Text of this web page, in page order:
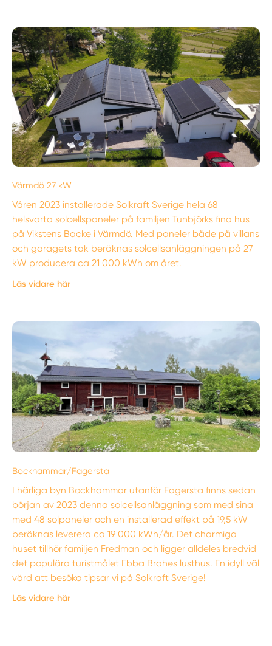
Värmdö 27 kW
Våren 2023 installerade Solkraft Sverige hela 68
helsvarta solcellspaneler på familjen Tunbjörks fina hus
på Vikstens Backe i Värmdö. Med paneler både på villans
och garagets tak beräknas solcellsanläggningen på 27
kW producera ca 21 000 kWh om året.
Läs vidare här
Bockhammar/Fagersta
I härliga byn Bockhammar utanför Fagersta finns sedan
början av 2023 denna solcellsanläggning som med sina
med 48 solpaneler och en installerad effekt på 19,5 kW
beräknas leverera ca 19 000 kWh/år. Det charmiga
huset tillhör familjen Fredman och ligger alldeles bredvid
det populära turistmålet Ebba Brahes lusthus. En idyll väl
värd att besöka tipsar vi på Solkraft Sverige!
Läs vidare här